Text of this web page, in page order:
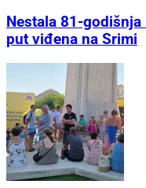
Nestala 81-
put viđena na Srimi